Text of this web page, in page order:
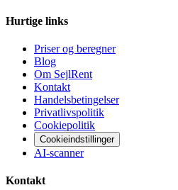
Hurtige links
Priser og beregner
Blog
Om SejlRent
Kontakt
Handelsbetingelser
Privatlivspolitik
Cookiepolitik
Cookieindstillinger
AI-scanner
Kontakt